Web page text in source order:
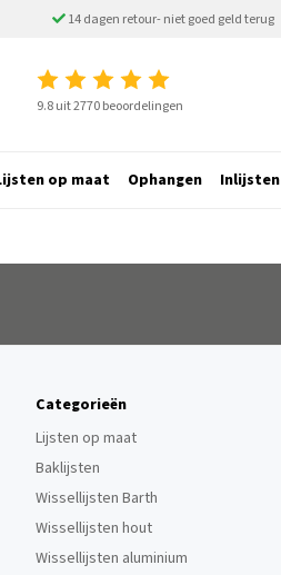
14 dagen retour- niet goed geld terug
9.8 uit 2770 beoordelingen
op maat Ophangen Inlijsten
Categorieën
Lijsten op maat
Baklijsten
Wissellijsten Barth
Wissellijsten hout
Wissellijsten aluminium